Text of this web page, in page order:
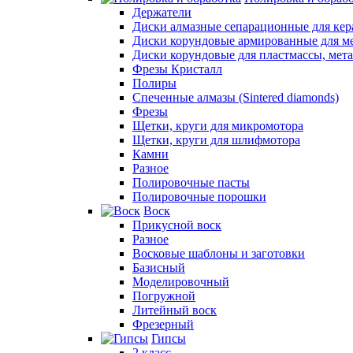
Держатели
Диски алмазные сепарационные для
Диски корундовые армированные для
Диски корундовые для пластмассы,
Фрезы Кристалл
Полиры
Спеченные алмазы (Sintered diamonds)
Фрезы
Щетки, круги для микромотора
Щетки, круги для шлифмотора
Камни
Разное
Полировочные пасты
Полировочные порошки
Воск
Прикусной воск
Разное
Восковые шаблоны и заготовки
Базисный
Моделировочный
Погружной
Литейный воск
Фрезерный
Гипсы